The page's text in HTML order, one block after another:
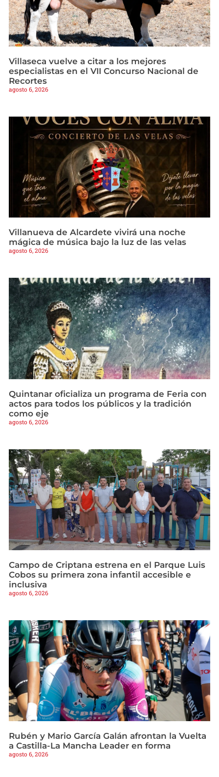
Villaseca vuelve a citar a los mejores
especialistas en el VII Concurso Nacional de
Recortes
agosto 6, 2026
Villanueva de Alcardete vivirá una noche
mágica de música bajo la luz de las velas
agosto 6, 2026
Quintanar oficializa un programa de Feria con
actos para todos los públicos y la tradición
como eje
agosto 6, 2026
Campo de Criptana estrena en el Parque Luis
Cobos su primera zona infantil accesible e
inclusiva
agosto 6, 2026
Rubén y Mario García Galán afrontan la Vuelta
a Castilla-La Mancha Leader en forma
agosto 6, 2026